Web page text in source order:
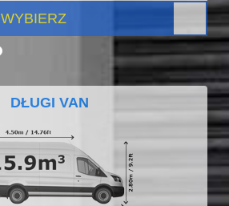
WYBIERZ
DŁUGI VAN